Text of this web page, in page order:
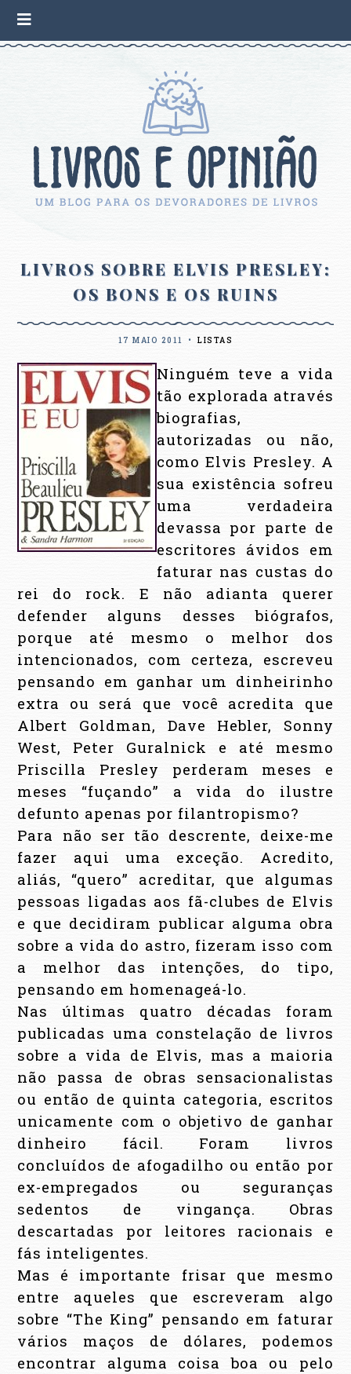
LIVROS SOBRE ELVIS PRESLEY:
OS BONS E OS RUINS
17 MAIO 2011 • LISTAS
Ninguém teve a vida
tão explorada através
biografias,
autorizadas ou não,
como Elvis Presley. A
sua existência sofreu
uma verdadeira
devassa por parte de
escritores ávidos em
faturar nas custas do
rei do rock. E não adianta querer
defender alguns desses biógrafos,
porque até mesmo o melhor dos
intencionados, com certeza, escreveu
pensando em ganhar um dinheirinho
extra ou será que você acredita que
Albert Goldman, Dave Hebler, Sonny
West, Peter Guralnick e até mesmo
Priscilla Presley perderam meses e
meses “fuçando” a vida do ilustre
defunto apenas por filantropismo?
Para não ser tão descrente, deixe-me
fazer aqui uma exceção. Acredito,
aliás, “quero” acreditar, que algumas
pessoas ligadas aos fã-clubes de Elvis
e que decidiram publicar alguma obra
sobre a vida do astro, fizeram isso com
a melhor das intenções, do tipo,
pensando em homenageá-lo.
Nas últimas quatro décadas foram
publicadas uma constelação de livros
sobre a vida de Elvis, mas a maioria
não passa de obras sensacionalistas
ou então de quinta categoria, escritos
unicamente com o objetivo de ganhar
dinheiro fácil. Foram livros
concluídos de afogadilho ou então por
ex-empregados ou seguranças
sedentos de vingança. Obras
descartadas por leitores racionais e
fás inteligentes.
Mas é importante frisar que mesmo
entre aqueles que escreveram algo
sobre “The King” pensando em faturar
vários maços de dólares, podemos
encontrar alguma coisa boa ou pelo